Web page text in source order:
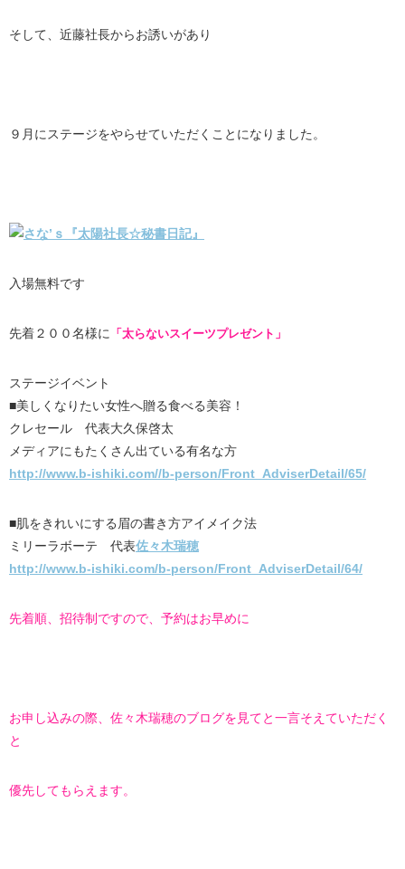
そして、近藤社長からお誘いがあり
９月にステージをやらせていただくことになりました。
入場無料です
先着２００名様に 「太らないスイーツプレゼント」
ステージイベント
■美しくなりたい女性へ贈る食べる美容！
クレセール 代表大久保啓太
メディアにもたくさん出ている有名な方
http://www.b-ishiki.com//b-person/Front_AdviserDetail/65/
■肌をきれいにする眉の書き方アイメイク法
ミリーラボーテ 代表佐々木瑞穂
http://www.b-ishiki.com/b-person/Front_AdviserDetail/64/
先着順、招待制ですので、予約はお早めに
お申し込みの際、佐々木瑞穂のブログを見てと一言そえていただく
と
優先してもらえます。